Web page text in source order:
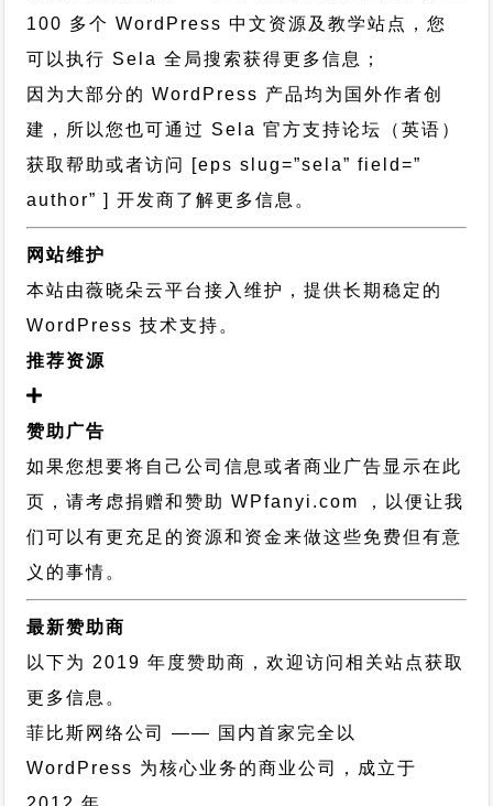
100 多个 WordPress 中文资源及教学站点，您
可以执行 Sela 全局搜索获得更多信息；
因为大部分的 WordPress 产品均为国外作者创
建，所以您也可通过 Sela 官方支持论坛
（英语）
获取帮助或者访问 [eps slug=”sela” field=”
author” ] 开发商了解更多信息。
网站维护
本站由薇晓朵云平台接入维护，提供长期稳定的
WordPress 技术支持 。
推荐资源
赞助广告
如果您想要将自己公司信息或者商业广告显示在此
页，请考虑捐赠和赞助 WPfanyi.com ，以便让我
们可以有更充足的资源和资金来做这些免费但有意
义的事情。
最新赞助商
以下为 2019 年度赞助商，欢迎访问相关站点获取
更多信息。
菲比斯网络公司
—— 国内首家完全以
WordPress 为核心业务的商业公司，成立于